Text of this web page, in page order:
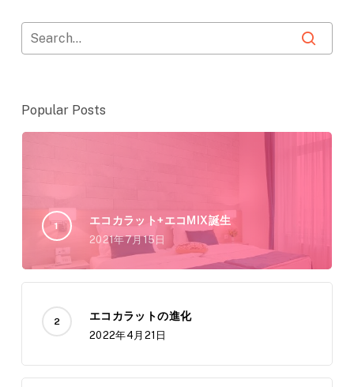
Popular Posts
エコカラット+エコMIX誕生
2021年7月15日
エコカラットの進化
2022年4月21日